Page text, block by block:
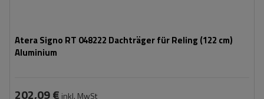
Atera Signo RT 048222 Dachträger für Reling (122 cm)
Aluminium
202,09 € inkl. MwSt